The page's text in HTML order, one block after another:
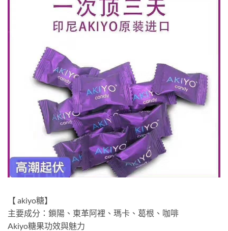
【 akiyo糖】
主要成分：鎖陽、東革阿裡、瑪卡、葛根、咖啡
Akiyo糖果功效與魅力